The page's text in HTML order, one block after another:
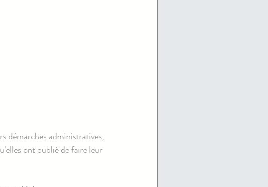
démarches administratives,
ont oublié de faire leur